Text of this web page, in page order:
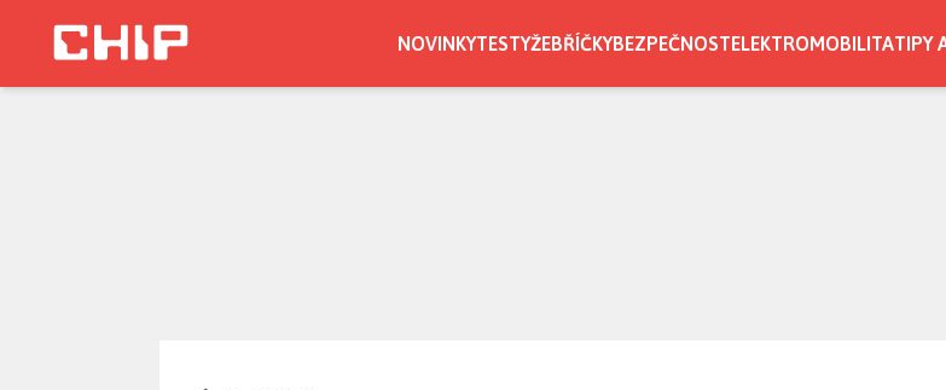
NOVINKYTESTYŽEBŘÍČKYBEZPEČNOSTELEKTROMOBILITATIPY